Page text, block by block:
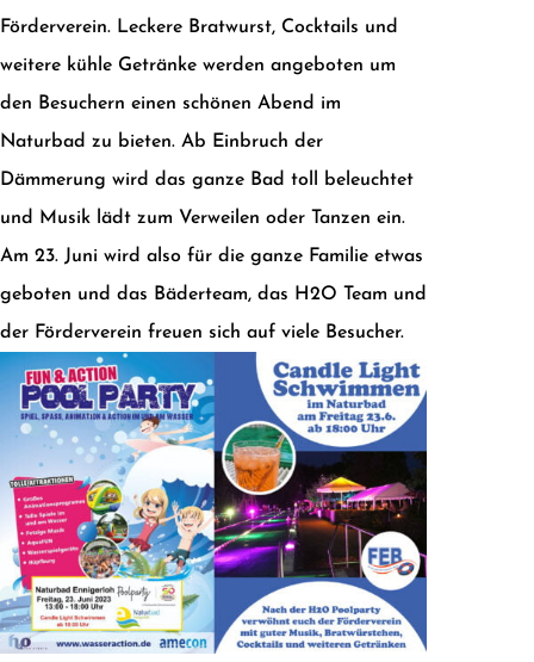
Förderverein. Leckere Bratwurst, Cocktails und
weitere kühle Getränke werden angeboten um
den Besuchern einen schönen Abend im
Naturbad zu bieten. Ab Einbruch der
Dämmerung wird das ganze Bad toll beleuchtet
und Musik lädt zum Verweilen oder Tanzen ein.
Am 23. Juni wird also für die ganze Familie etwas
geboten und das Bäderteam, das H2O Team und
der Förderverein freuen sich auf viele Besucher.